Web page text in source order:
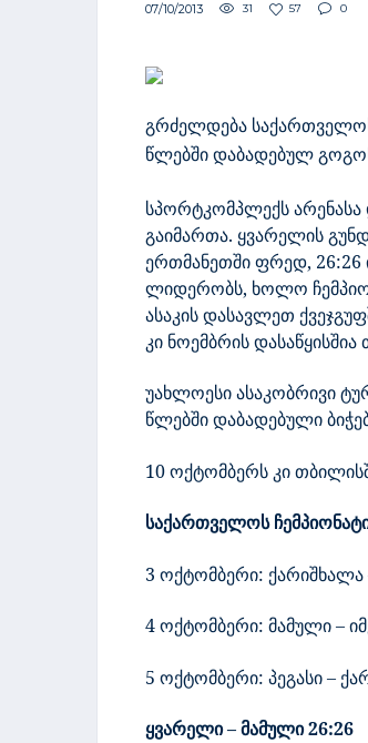
07/10/2013 31 57 0
გრძელდება
წლებში დაბადებულ
სპორტკომპლექს
გაიმართა. ყვარელის
ერთმანეთში ფრედ, 26:26
ლიდერობს, ხოლო
ასაკის დასავლეთ
კი ნოემბრის
უახლოესი ასაკობრივი
წლებში დაბადებული
10 ოქტომბერს კი
საქართველოს
3 ოქტომბერი: ქარიშხალა
4 ოქტომბერი: მამული –
5 ოქტომბერი: პეგასი –
ყვარელი – მამული26:26